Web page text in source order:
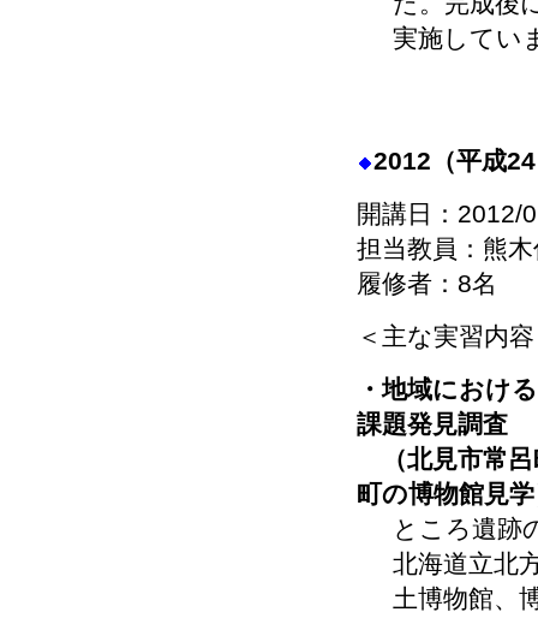
実施してい
2012（平成
開講日：2012/
担当教員：熊
履修者：8名
＜主な実習内
・地域におけ
課題発見調査
（北見市常呂
町の博物館見
ところ遺跡
北海道立北
土博物館、